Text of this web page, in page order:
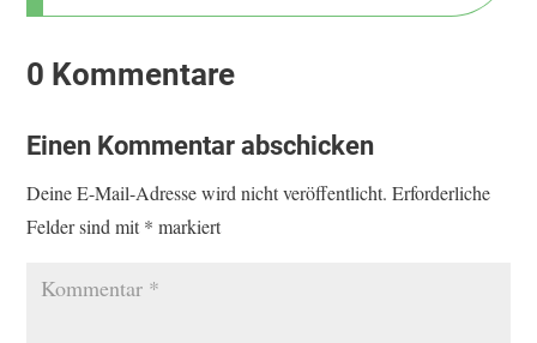
0 Kommentare
Einen Kommentar abschicken
Deine E-Mail-Adresse wird nicht veröffentlicht. Erforderliche
Felder sind mit* markiert